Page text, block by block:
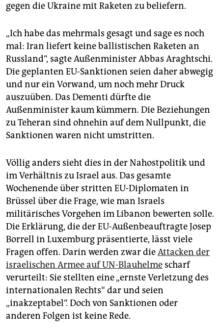
gegen die Ukraine mit Raketen zu beliefern.
„Ich habe das mehrmals gesagt und sage es noch
mal: Iran liefert keine ballistischen Raketen an
Russland“, sagte Außenminister Abbas Araghtschi.
Die geplanten EU-Sanktionen seien daher abwegig
und nur ein Vorwand, um noch mehr Druck
auszuüben. Das Dementi dürfte die
Außenminister kaum kümmern. Die Beziehungen
zu Teheran sind ohnehin auf dem Nullpunkt, die
Sanktionen waren nicht umstritten.
Völlig anders sieht dies in der Nahostpolitik und
im Verhältnis zu Israel aus. Das gesamte
Wochenende über stritten EU-Dip­lomaten in
Brüssel über die Frage, wie man Israels
militärisches Vorgehen im Libanon bewerten solle.
Die Erklärung, die der EU-Außenbeauftragte Josep
Borrell in Luxemburg präsentierte, lässt viele
Fragen offen. Darin werden zwar dieAttacken der
israelischen Armee auf UN-Blauhelme scharf
verurteilt: Sie stellten eine „ernste Verletzung des
internationalen Rechts“ dar und seien
„inakzeptabel“. Doch von Sanktionen oder
anderen Folgen ist keine Rede.